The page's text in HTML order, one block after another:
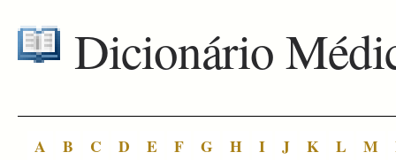
Dicionário
A B C D E F G H I J K L M